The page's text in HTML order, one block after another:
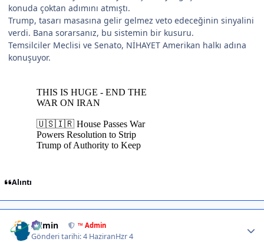
konuda çoktan adımını atmıştı.
Trump, tasarı masasına gelir gelmez veto edeceğinin sinyalini
verdi. Bana sorarsanız, bu sistemin bir kusuru.
Temsilciler Meclisi ve Senato, NİHAYET Amerikan halkı adına
konuşuyor.
Alıntı
Admin ™ Admin
Gönderi tarihi:4 HaziranHzr 4